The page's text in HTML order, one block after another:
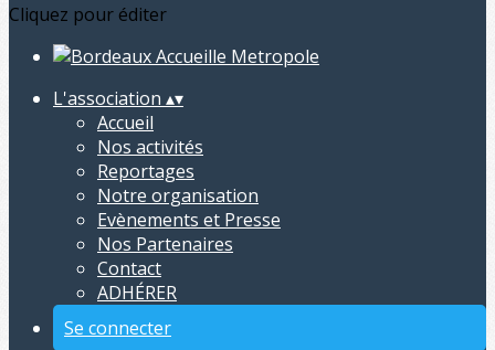
Cliquez pour éditer
L'association ▴▾
Accueil
Nos activités
Reportages
Notre organisation
Evènements et Presse
Nos Partenaires
Contact
ADHÉRER
Se connecter